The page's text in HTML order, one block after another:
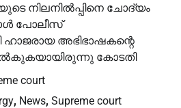
നിലനിൽപ്പിനെ ചോദ്യം
പോലീസ്
അഭിഭാഷകന്റെ
കോടതി
court
, News, Supreme court